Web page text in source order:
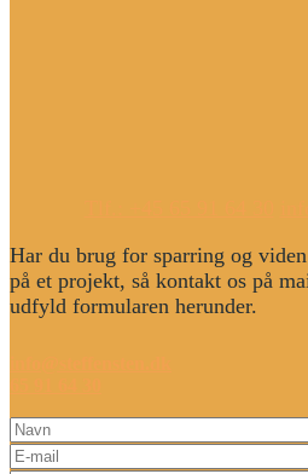
Har du brug for sparring og
på et projekt, så kontakt os på
udfyld formularen herunder.